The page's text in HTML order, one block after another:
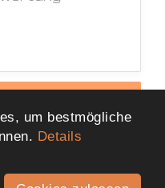
um bestmögliche
Details